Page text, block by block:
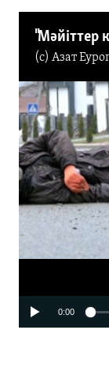
(c) Азат
No
0:00